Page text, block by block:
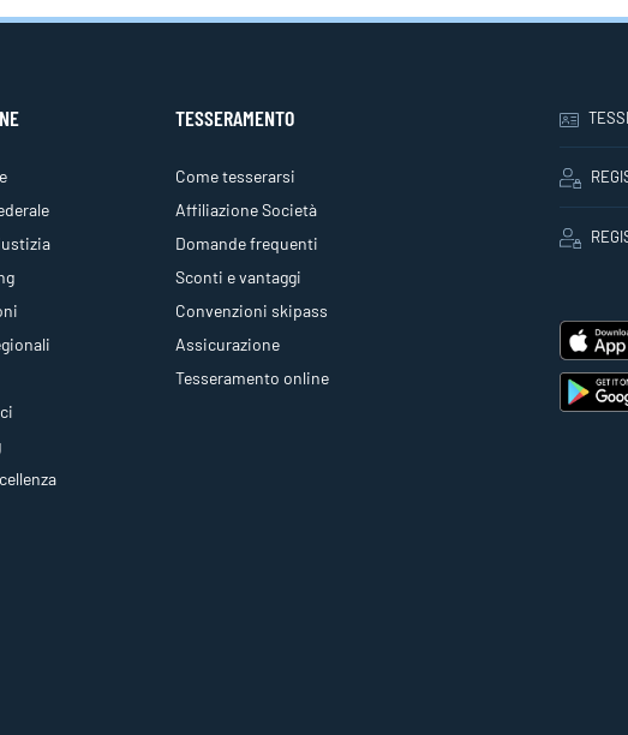
TESSERAMENTO
Come tesserarsi
Affiliazione Società
Domande frequenti
Sconti e vantaggi
Convenzioni skipass
Assicurazione
Tesseramento online